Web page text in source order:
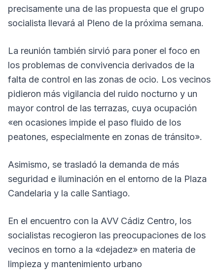
precisamente una de las propuesta que el grupo
socialista llevará al Pleno de la próxima semana.
La reunión también sirvió para poner el foco en
los problemas de convivencia derivados de la
falta de control en las zonas de ocio. Los vecinos
pidieron más vigilancia del ruido nocturno y un
mayor control de las terrazas, cuya ocupación
«en ocasiones impide el paso fluido de los
peatones, especialmente en zonas de tránsito».
Asimismo, se trasladó la demanda de más
seguridad e iluminación en el entorno de la Plaza
Candelaria y la calle Santiago.
En el encuentro con la AVV Cádiz Centro, los
socialistas recogieron las preocupaciones de los
vecinos en torno a la «dejadez» en materia de
limpieza y mantenimiento urbano